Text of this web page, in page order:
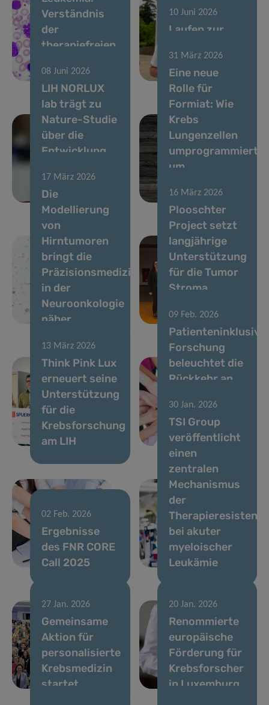
Verständnis
der
therapiefreien
CML
10 Juni 2026
Laufen zur
der
Krebsforschung
08 Juni 2026
LIH NORLUX
lab trägt zu
Nature-Studie
über die
Entwicklung
Hirntumoren
bei
31 März 2026
Eine neue
Rolle für
Formiat: Wie
Krebs
Lungenzellen
umprogrammiert,
um
fördern
17 März 2026
Die
Modellierung
von
Hirntumoren
bringt die
Präzisionsmedizin
in der
Neuroonkologie
näher
16 März 2026
Plooschter
Project setzt
langjährige
Unterstützung
für die Tumor
Stroma
Group fort
13 März 2026
Think Pink Lux
erneuert seine
Unterstützung
für die
Krebsforschung
am LIH
09 Feb. 2026
Patienteninklusive
Forschung
beleuchtet die
Rückkehr an
Arbeitsplatz
nach
Brustkrebs
02 Feb. 2026
Ergebnisse
des FNR CORE
Call 2025
30 Jan. 2026
TSI Group
veröffentlicht
einen
zentralen
Mechanismus
der
Therapieresistenz
bei akuter
myeloischer
Leukämie
27 Jan. 2026
Gemeinsame
Aktion für
personalisierte
Krebsmedizin
startet
20 Jan. 2026
Renommierte
europäische
Förderung für
Krebsforscher
in Luxemburg